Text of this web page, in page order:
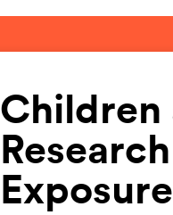
Children